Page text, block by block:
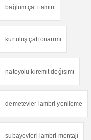
bağlum çatı tamiri
kurtuluş çatı onarımı
natoyolu kiremit değişimi
demetevler lambri yenileme
subayevleri lambri montajı